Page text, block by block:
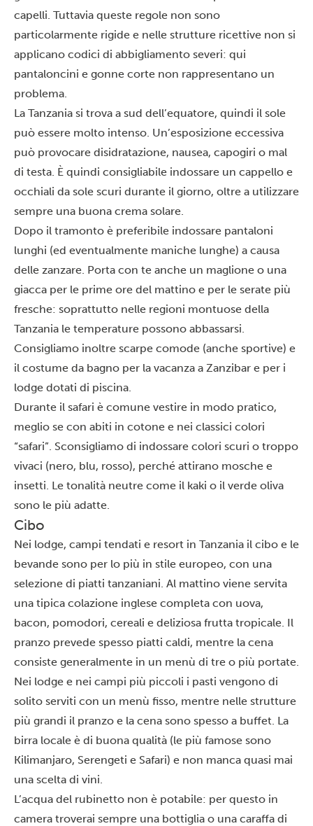
capelli. Tuttavia queste regole non sono
particolarmente rigide e nelle strutture ricettive non si
applicano codici di abbigliamento severi: qui
pantaloncini e gonne corte non rappresentano un
problema.
La Tanzania si trova a sud dell’equatore, quindi il sole
può essere molto intenso. Un’esposizione eccessiva
può provocare disidratazione, nausea, capogiri o mal
di testa. È quindi consigliabile indossare un cappello e
occhiali da sole scuri durante il giorno, oltre a utilizzare
sempre una buona crema solare.
Dopo il tramonto è preferibile indossare pantaloni
lunghi (ed eventualmente maniche lunghe) a causa
delle zanzare. Porta con te anche un maglione o una
giacca per le prime ore del mattino e per le serate più
fresche: soprattutto nelle regioni montuose della
Tanzania le temperature possono abbassarsi.
Consigliamo inoltre scarpe comode (anche sportive) e
il costume da bagno per la vacanza a Zanzibar e per i
lodge dotati di piscina.
Durante il safari è comune vestire in modo pratico,
meglio se con abiti in cotone e nei classici colori
“safari”. Sconsigliamo di indossare colori scuri o troppo
vivaci (nero, blu, rosso), perché attirano mosche e
insetti. Le tonalità neutre come il kaki o il verde oliva
sono le più adatte.
Cibo
Nei lodge, campi tendati e resort in Tanzania il cibo e le
bevande sono per lo più in stile europeo, con una
selezione di piatti tanzaniani. Al mattino viene servita
una tipica colazione inglese completa con uova,
bacon, pomodori, cereali e deliziosa frutta tropicale. Il
pranzo prevede spesso piatti caldi, mentre la cena
consiste generalmente in un menù di tre o più portate.
Nei lodge e nei campi più piccoli i pasti vengono di
solito serviti con un menù fisso, mentre nelle strutture
più grandi il pranzo e la cena sono spesso a buffet. La
birra locale è di buona qualità (le più famose sono
Kilimanjaro, Serengeti e Safari) e non manca quasi mai
una scelta di vini.
L’acqua del rubinetto non è potabile: per questo in
camera troverai sempre una bottiglia o una caraffa di